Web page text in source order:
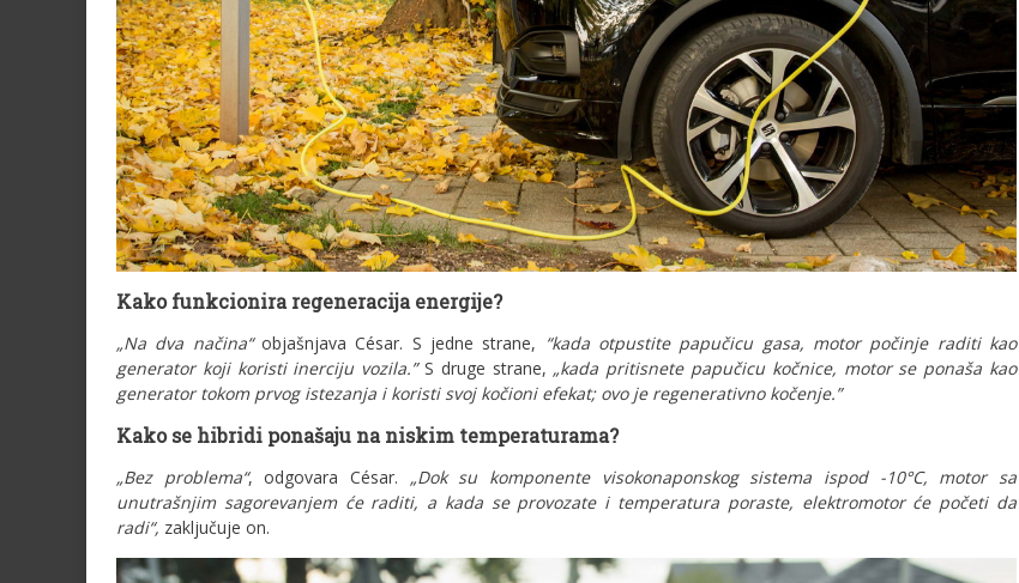
Kako funkcionira regeneracija energije?
„Na dva načina“objašnjava César. S jedne strane, “kada otpustite papučicu gasa, motor počinje raditi kao
generator koji koristi inerciju vozila.”S druge strane, „kada pritisnete papučicu kočnice, motor se ponaša kao
generator tokom prvog istezanja i koristi svoj kočioni efekat; ovo je regenerativno kočenje.”
Kako se hibridi ponašaju na niskim temperaturama?
„Bez problema“, odgovara César. „Dok su komponente visokonaponskog sistema ispod -10°C, motor sa
unutrašnjim sagorevanjem će raditi, a kada se provozate i temperatura poraste, elektromotor će početi da
radi“, zaključuje on.